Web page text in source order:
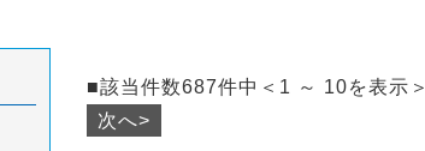
■該当件数687件中＜1 ～ 10を表示＞
次へ>